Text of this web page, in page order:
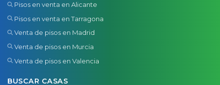
Pisos en venta en Alicante
Pisos en venta en Tarragona
Venta de pisos en Madrid
Venta de pisos en Murcia
Venta de pisos en Valencia
BUSCAR CASAS